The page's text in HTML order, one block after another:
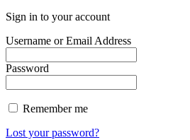
Sign in to your account
Username or Email Address
Password
Remember me
Lost your password?